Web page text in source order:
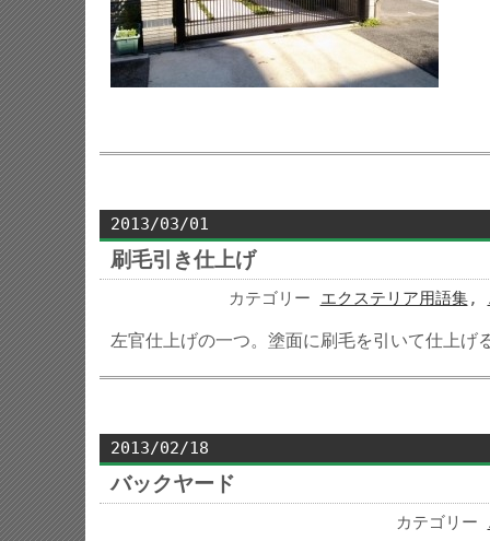
2013/03/01
刷毛引き仕上げ
カテゴリー エクステリア用語集,
左官仕上げの一つ。塗面に刷毛を引いて仕上げ
2013/02/18
バックヤード
カテゴリー